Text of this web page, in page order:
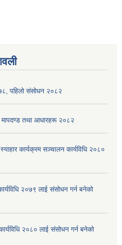
पहिलो संसोधन २०८२
मापदण्ड तथा आधारहरू २०८२
कार्यक्रम सञ्चालन कार्यविधि २०८०
२०७९ लाई संसोधन गर्न बनेको
२०८० लाई संसोधन गर्न बनेको